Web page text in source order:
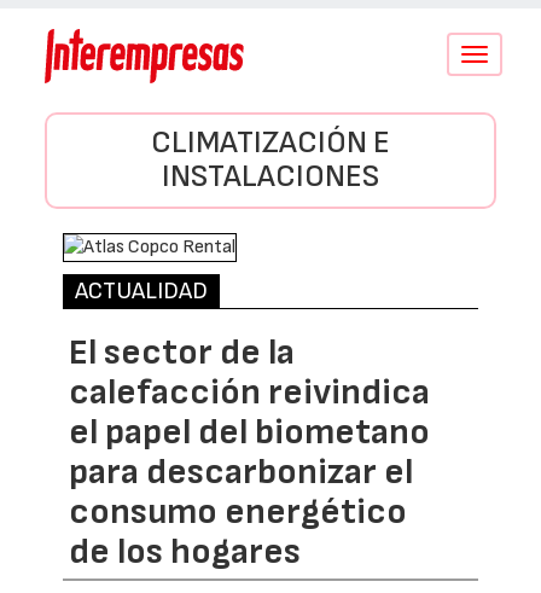
Conmutar
CLIMATIZACIÓN E
INSTALACIONES
ACTUALIDAD
El sector de la
calefacción reivindica
el papel del biometano
para descarbonizar el
consumo energético
de los hogares